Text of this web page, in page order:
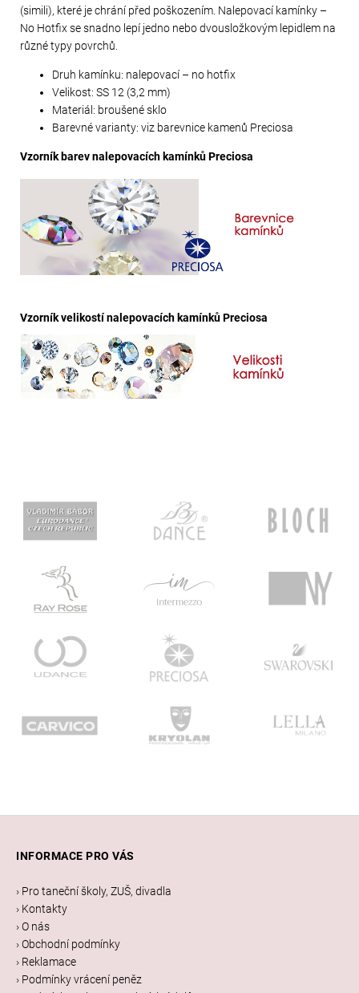
(simili), které je chrání před poškozením. Nalepovací kamínky –
No Hotfix se snadno lepí jedno nebo dvousložkovým lepidlem na
různé typy povrchů.
Druh kamínku: nalepovací – no hotfix
Velikost: SS 12 (3,2 mm)
Materiál: broušené sklo
Barevné varianty: viz barevnice kamenů Preciosa
Vzorník barev nalepovacích kamínků Preciosa
Vzorník velikostí nalepovacích kamínků Preciosa
INFORMACE PRO VÁS
› Pro taneční školy, ZUŠ, divadla
› Kontakty
› O nás
› Obchodní podmínky
› Reklamace
› Podmínky vrácení peněz